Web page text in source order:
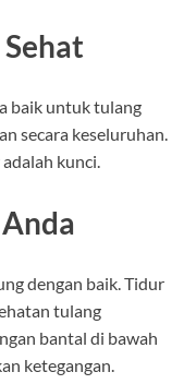
baik untuk tulang
secara keseluruhan.
kunci.
dengan baik. Tidur
tulang
bantal di bawah
ketegangan.